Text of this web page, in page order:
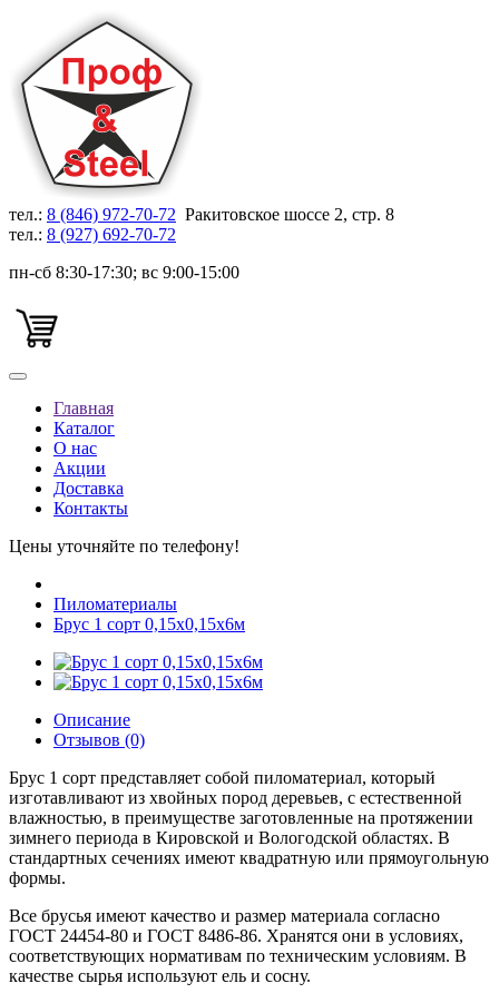
тел.: 8 (846) 972-70-72 Ракитовское шоссе 2, стр. 8
тел.: 8 (927) 692-70-72
пн-сб 8:30-17:30; вс 9:00-15:00
Главная
Каталог
О нас
Акции
Доставка
Контакты
Цены уточняйте по телефону!
Пиломатериалы
Брус 1 сорт 0,15х0,15х6м
Описание
Отзывов (0)
Брус 1 сорт представляет собой пиломатериал, который
изготавливают из хвойных пород деревьев, с естественной
влажностью, в преимуществе заготовленные на протяжении
зимнего периода в Кировской и Вологодской областях. В
стандартных сечениях имеют квадратную или прямоугольную
формы.
Все брусья имеют качество и размер материала согласно
ГОСТ 24454-80 и ГОСТ 8486-86. Хранятся они в условиях,
соответствующих нормативам по техническим условиям. В
качестве сырья используют ель и сосну.